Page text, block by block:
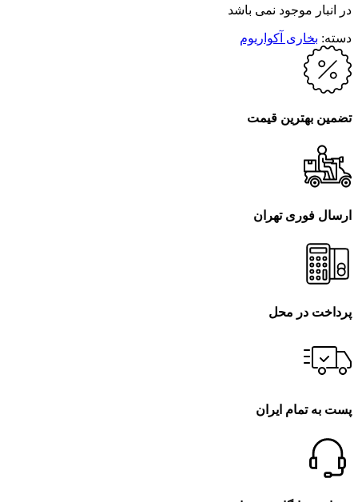
در انبار موجود نمی باشد
دسته: بخاری آکواریوم
تضمین بهترین قیمت
ارسال فوری تهران
پرداخت در محل
پست به تمام ایران